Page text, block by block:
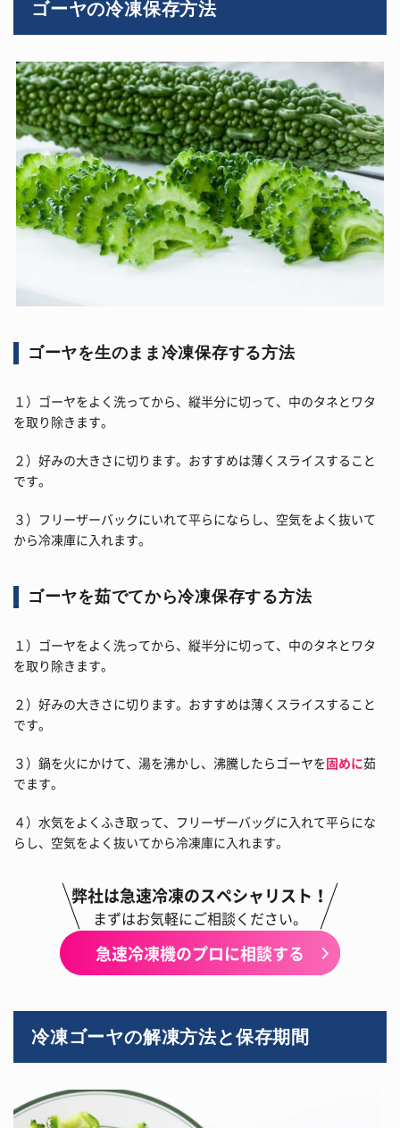
ゴーヤの冷凍保存方法
ゴーヤを生のまま冷凍保存する方法
１）ゴーヤをよく洗ってから、縦半分に切って、中のタネとワタ
を取り除きます。
２）好みの大きさに切ります。おすすめは薄くスライスすること
です。
３）フリーザーバックにいれて平らにならし、空気をよく抜いて
から冷凍庫に入れます。
ゴーヤを茹でてから冷凍保存する方法
１）ゴーヤをよく洗ってから、縦半分に切って、中のタネとワタ
を取り除きます。
２）好みの大きさに切ります。おすすめは薄くスライスすること
です。
３）鍋を火にかけて、湯を沸かし、沸騰したらゴーヤを固めに茹
でます。
４）水気をよくふき取って、フリーザーバッグに入れて平らにな
らし、空気をよく抜いてから冷凍庫に入れます。
弊社は急速冷凍のスペシャリスト！
まずはお気軽にご相談ください。
急速冷凍機のプロに相談する
冷凍ゴーヤの解凍方法と保存期間